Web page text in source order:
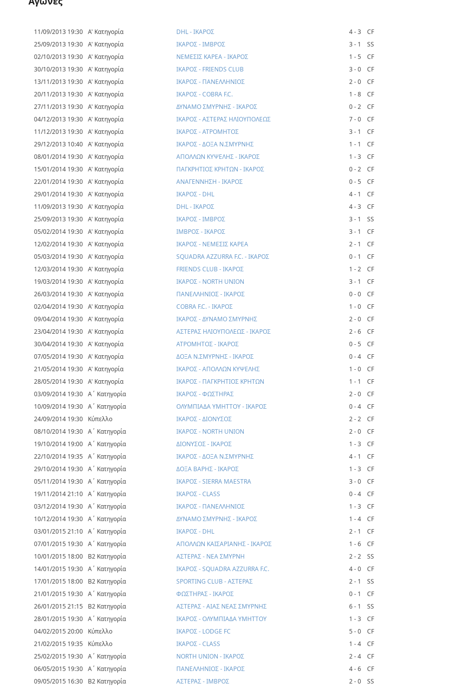
11/09/2013 19:30 Α' Κατηγορία DHL - ΙΚΑΡΟΣ 4 - 3
CF
25/09/2013 19:30 Α' Κατηγορία ΙΚΑΡΟΣ - ΙΜΒΡΟΣ 3 - 1
SS
02/10/2013 19:30 Α' Κατηγορία ΝΕΜΕΣΙΣ ΚΑΡΕΑ - ΙΚΑΡΟΣ 1 - 5
CF
30/10/2013 19:30 Α' Κατηγορία ΙΚΑΡΟΣ - FRIENDS CLUB 3 - 0
CF
13/11/2013 19:30 Α' Κατηγορία ΙΚΑΡΟΣ - ΠΑΝΕΛΛΗΝΙΟΣ 2 - 0
CF
20/11/2013 19:30 Α' Κατηγορία ΙΚΑΡΟΣ - COBRA F.C. 1 - 8
CF
27/11/2013 19:30 Α' Κατηγορία ΔΥΝΑΜΟ ΣΜΥΡΝΗΣ - ΙΚΑΡΟΣ 0 - 2
CF
04/12/2013 19:30 Α' Κατηγορία ΙΚΑΡΟΣ - ΑΣΤΕΡΑΣ ΗΛΙΟΥΠΟΛΕΩΣ 7 - 0
CF
11/12/2013 19:30 Α' Κατηγορία ΙΚΑΡΟΣ - ΑΤΡΟΜΗΤΟΣ 3 - 1
CF
29/12/2013 10:40 Α' Κατηγορία ΙΚΑΡΟΣ - ΔΟΞΑ Ν.ΣΜΥΡΝΗΣ 1 - 1
CF
08/01/2014 19:30 Α' Κατηγορία ΑΠΟΛΛΩΝ ΚΥΨΕΛΗΣ - ΙΚΑΡΟΣ 1 - 3
CF
15/01/2014 19:30 Α' Κατηγορία ΠΑΓΚΡΗΤΙΟΣ ΚΡΗΤΩΝ - ΙΚΑΡΟΣ 0 - 2
CF
22/01/2014 19:30 Α' Κατηγορία ΑΝΑΓΕΝΝΗΣΗ - ΙΚΑΡΟΣ 0 - 5
CF
29/01/2014 19:30 Α' Κατηγορία ΙΚΑΡΟΣ - DHL 4 - 1
CF
11/09/2013 19:30 Α' Κατηγορία DHL - ΙΚΑΡΟΣ 4 - 3
CF
25/09/2013 19:30 Α' Κατηγορία ΙΚΑΡΟΣ - ΙΜΒΡΟΣ 3 - 1
SS
05/02/2014 19:30 Α' Κατηγορία ΙΜΒΡΟΣ - ΙΚΑΡΟΣ 3 - 1
CF
12/02/2014 19:30 Α' Κατηγορία ΙΚΑΡΟΣ - ΝΕΜΕΣΙΣ ΚΑΡΕΑ 2 - 1
CF
05/03/2014 19:30 Α' Κατηγορία SQUADRA AZZURRA F.C. - ΙΚΑΡΟΣ 0 - 1
CF
12/03/2014 19:30 Α' Κατηγορία FRIENDS CLUB - ΙΚΑΡΟΣ 1 - 2
CF
19/03/2014 19:30 Α' Κατηγορία ΙΚΑΡΟΣ - NORTH UNION 3 - 1
CF
26/03/2014 19:30 Α' Κατηγορία ΠΑΝΕΛΛΗΝΙΟΣ - ΙΚΑΡΟΣ 0 - 0
CF
02/04/2014 19:30 Α' Κατηγορία COBRA F.C. - ΙΚΑΡΟΣ 1 - 0
CF
09/04/2014 19:30 Α' Κατηγορία ΙΚΑΡΟΣ - ΔΥΝΑΜΟ ΣΜΥΡΝΗΣ 2 - 0
CF
23/04/2014 19:30 Α' Κατηγορία ΑΣΤΕΡΑΣ ΗΛΙΟΥΠΟΛΕΩΣ - ΙΚΑΡΟΣ 2 - 6
CF
30/04/2014 19:30 Α' Κατηγορία ΑΤΡΟΜΗΤΟΣ - ΙΚΑΡΟΣ 0 - 5
CF
07/05/2014 19:30 Α' Κατηγορία ΔΟΞΑ Ν.ΣΜΥΡΝΗΣ - ΙΚΑΡΟΣ 0 - 4
CF
21/05/2014 19:30 Α' Κατηγορία ΙΚΑΡΟΣ - ΑΠΟΛΛΩΝ ΚΥΨΕΛΗΣ 1 - 0
CF
28/05/2014 19:30 Α' Κατηγορία ΙΚΑΡΟΣ - ΠΑΓΚΡΗΤΙΟΣ ΚΡΗΤΩΝ 1 - 1
CF
03/09/2014 19:30 Α΄ Κατηγορία ΙΚΑΡΟΣ - ΦΩΣΤΗΡΑΣ 2 - 0
CF
10/09/2014 19:30 Α΄ Κατηγορία ΟΛΥΜΠΙΑΔΑ ΥΜΗΤΤΟΥ - ΙΚΑΡΟΣ 0 - 4
CF
24/09/2014 19:30
Κύπελλο ΙΚΑΡΟΣ - ΔΙΟΝΥΣΟΣ 2 - 2
CF
08/10/2014 19:30 Α΄ Κατηγορία ΙΚΑΡΟΣ - NORTH UNION 2 - 0
CF
19/10/2014 19:00 Α΄ Κατηγορία ΔΙΟΝΥΣΟΣ - ΙΚΑΡΟΣ 1 - 3
CF
22/10/2014 19:35 Α΄ Κατηγορία ΙΚΑΡΟΣ - ΔΟΞΑ Ν.ΣΜΥΡΝΗΣ 4 - 1
CF
29/10/2014 19:30 Α΄ Κατηγορία ΔΟΞΑ ΒΑΡΗΣ - ΙΚΑΡΟΣ 1 - 3
CF
05/11/2014 19:30 Α΄ Κατηγορία ΙΚΑΡΟΣ - SIERRA MAESTRA 3 - 0
CF
19/11/2014 21:10 Α΄ Κατηγορία ΙΚΑΡΟΣ - CLASS 0 - 4
CF
03/12/2014 19:30 Α΄ Κατηγορία ΙΚΑΡΟΣ - ΠΑΝΕΛΛΗΝΙΟΣ 1 - 3
CF
10/12/2014 19:30 Α΄ Κατηγορία ΔΥΝΑΜΟ ΣΜΥΡΝΗΣ - ΙΚΑΡΟΣ 1 - 4
CF
03/01/2015 21:10 Α΄ Κατηγορία ΙΚΑΡΟΣ - DHL 2 - 1
CF
07/01/2015 19:30 Α΄ Κατηγορία ΑΠΟΛΛΩΝ ΚΑΙΣΑΡΙΑΝΗΣ - ΙΚΑΡΟΣ 1 - 6
CF
10/01/2015 18:00
Β2 Κατηγορία ΑΣΤΕΡΑΣ - ΝΕΑ ΣΜΥΡΝΗ 2 - 2
SS
14/01/2015 19:30 Α΄ Κατηγορία ΙΚΑΡΟΣ - SQUADRA AZZURRA F.C. 4 - 0
CF
17/01/2015 18:00
Β2 Κατηγορία SPORTING CLUB - ΑΣΤΕΡΑΣ 2 - 1
SS
21/01/2015 19:30 Α΄ Κατηγορία ΦΩΣΤΗΡΑΣ - ΙΚΑΡΟΣ 0 - 1
CF
26/01/2015 21:15
Β2 Κατηγορία ΑΣΤΕΡΑΣ - ΑΙΑΣ ΝΕΑΣ ΣΜΥΡΝΗΣ 6 - 1
SS
28/01/2015 19:30 Α΄ Κατηγορία ΙΚΑΡΟΣ - ΟΛΥΜΠΙΑΔΑ ΥΜΗΤΤΟΥ 1 - 3
CF
04/02/2015 20:00
Κύπελλο ΙΚΑΡΟΣ - LODGE FC 5 - 0
CF
21/02/2015 19:35
Κύπελλο ΙΚΑΡΟΣ - CLASS 1 - 4
CF
25/02/2015 19:30 Α΄ Κατηγορία NORTH UNION - ΙΚΑΡΟΣ 2 - 4
CF
06/05/2015 19:30 Α΄ Κατηγορία ΠΑΝΕΛΛΗΝΙΟΣ - ΙΚΑΡΟΣ 4 - 6
CF
09/05/2015 16:30
Β2 Κατηγορία ΑΣΤΕΡΑΣ - ΙΜΒΡΟΣ 2 - 0
SS